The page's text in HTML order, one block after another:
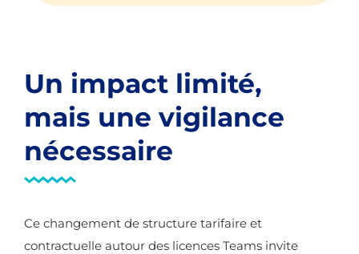
Un impact limité,
mais une vigilance
nécessaire
Ce changement de structure tarifaire et
contractuelle autour des licences Teams invite